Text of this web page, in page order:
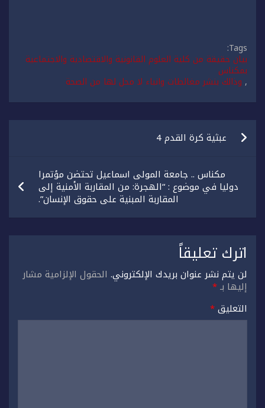
Tags:
بيان حقيقة من كلية العلوم القانونية والاقتصادية والاجتماعية
بمكناس
, وذالك بنشر مغالطات وانباء لا محل لها من الصحة
تصفّح
المقالاتعبثية كرة القدم 4
مكناس .. جامعة المولى اسماعيل تحتضن مؤتمرا
دوليا في موضوع : “الهجرة: من المقاربة الأمنية إلى
المقاربة المبنية على حقوق الإنسان”.
اترك تعليقاً
لن يتم نشر عنوان بريدك الإلكتروني. الحقول الإلزامية مشار
إليها بـ*
التعليق*